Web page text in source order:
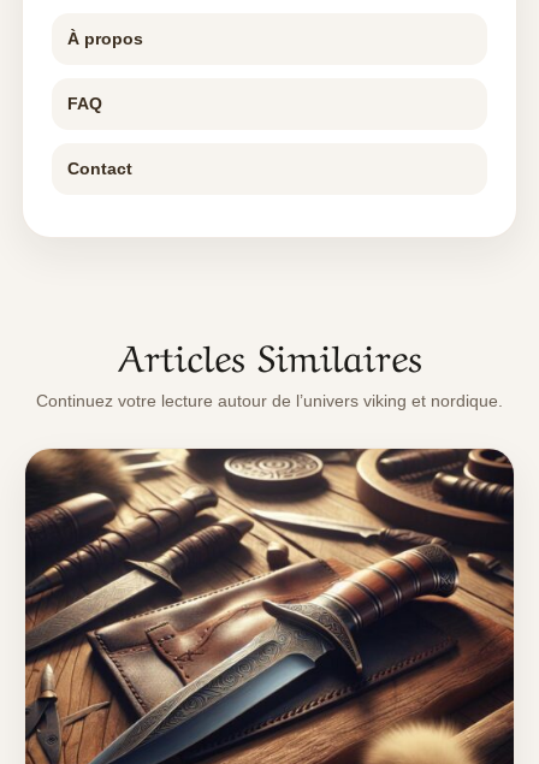
À propos
FAQ
Contact
Articles Similaires
Continuez votre lecture autour de l’univers viking et nordique.